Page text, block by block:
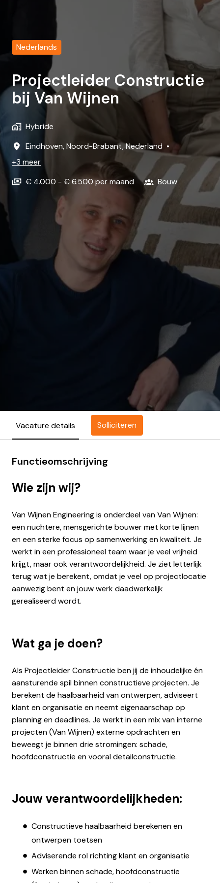
Nederlands
Projectleider Constructie
bij Van Wijnen
Hybride
Eindhoven,Noord-Brabant,Nederland •
+3 meer
€ 4.000 - € 6.500 per maand
Bouw
Vacature details Solliciteren
Functieomschrijving
Wie zijn wij?
Van Wijnen Engineering is onderdeel van Van Wijnen:
een nuchtere, mensgerichte bouwer met korte lijnen
en een sterke focus op samenwerking en kwaliteit. Je
werkt in een professioneel team waar je veel vrijheid
krijgt, maar ook verantwoordelijkheid. Je ziet letterlijk
terug wat je berekent, omdat je veel op projectlocatie
aanwezig bent en jouw werk daadwerkelijk
gerealiseerd wordt.
Wat ga je doen?
Als Projectleider Constructie ben jij de inhoudelijke én
aansturende spil binnen constructieve projecten. Je
berekent de haalbaarheid van ontwerpen, adviseert
klant en organisatie en neemt eigenaarschap op
planning en deadlines. Je werkt in een mix van interne
projecten (Van Wijnen) externe opdrachten en
beweegt je binnen drie stromingen: schade,
hoofdconstructie en vooral detailconstructie.
Jouw verantwoordelijkheden:
Constructieve haalbaarheid berekenen en
ontwerpen toetsen
Adviserende rol richting klant en organisatie
Werken binnen schade, hoofdconstructie